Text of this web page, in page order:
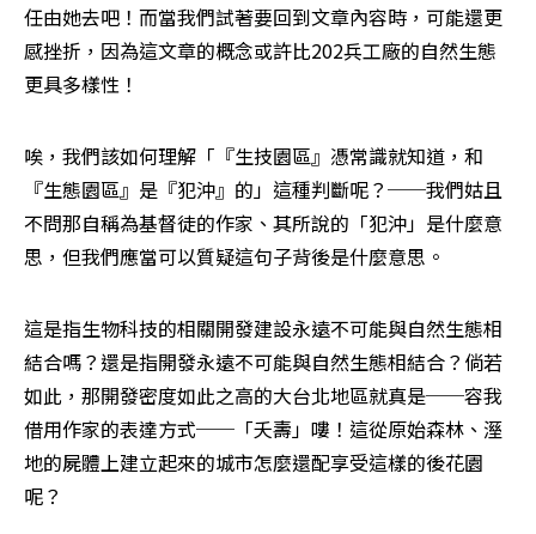
任由她去吧！而當我們試著要回到文章內容時，可能還更
感挫折，因為這文章的概念或許比202兵工廠的自然生態
更具多樣性！
唉，我們該如何理解「『生技園區』憑常識就知道，和
『生態園區』是『犯沖』的」這種判斷呢？──我們姑且
不問那自稱為基督徒的作家、其所說的「犯沖」是什麼意
思，但我們應當可以質疑這句子背後是什麼意思。
這是指生物科技的相關開發建設永遠不可能與自然生態相
結合嗎？還是指開發永遠不可能與自然生態相結合？倘若
如此，那開發密度如此之高的大台北地區就真是──容我
借用作家的表達方式──「夭壽」嘍！這從原始森林、溼
地的屍體上建立起來的城市怎麼還配享受這樣的後花園
呢？